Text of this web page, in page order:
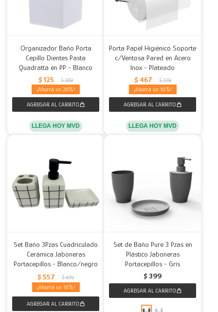
Organizador Baño Porta
Cepillo Dientes Pasta
Quadratta en PP - Blanco
$ 125 $ 169
26
LLEGA HOY MVD
Porta Papel Higiénico Soporte
c/Ventosa Pared en Acero
Inox - Plateado
$ 467 $ 519
10
LLEGA HOY MVD
Set Baño 3Pzas Cuadriculado
Cerámica Jaboneras
Portacepillos - Blanco/negro
$ 557 $ 619
10
Set de Baño Pure 3 Pzas en
Plástico Jaboneras
Portacepillos - Gris
$ 399